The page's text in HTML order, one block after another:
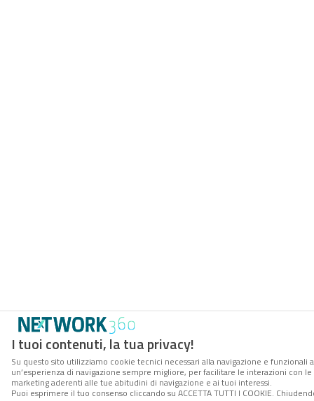
I tuoi contenuti, la tua privacy!
Su questo sito utilizziamo cookie tecnici necessari alla navigazione e
un’esperienza di navigazione sempre migliore, per facilitare le interazioni con
marketing aderenti alle tue abitudini di navigazione e ai tuoi interessi.
Puoi esprimere il tuo consenso cliccando su ACCETTA TUTTI I COOKIE.